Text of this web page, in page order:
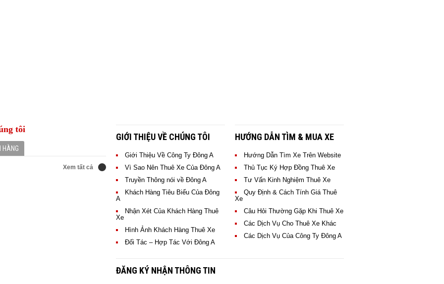
tôi
HÀNG
ty, tập đoàn, các hội nghị
Xem tất cả
Các Vị Khách Nổi Tiếng
Thuê Xe Của ĐÔNG A
TRANS
Xem
GIỚI THIỆU VỀ CHÚNG TÔI
Giới Thiệu Về Công Ty Đông A
Vì Sao Nên Thuê Xe Của Đông A
Truyền Thông nói về Đông A
Khách Hàng Tiêu Biểu Của Đông
A
Nhận Xét Của Khách Hàng Thuê
Xe
Hình Ảnh Khách Hàng Thuê Xe
Đối Tác – Hợp Tác Với Đông A
HƯỚNG DẪN TÌM & MUA XE
Hướng Dẫn Tìm Xe Trên Website
Thủ Tục Ký Hợp Đồng Thuê Xe
Tư Vấn Kinh Nghiệm Thuê Xe
Quy Định & Cách Tính Giá Thuê
Xe
Câu Hỏi Thường Gặp Khi Thuê Xe
Các Dịch Vụ Cho Thuê Xe Khác
Các Dịch Vụ Của Công Ty Đông A
ĐĂNG KÝ NHẬN THÔNG TIN